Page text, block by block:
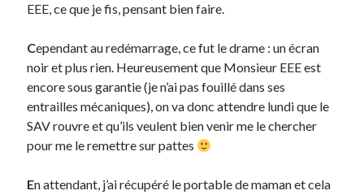
Commentaires récents
Entretien ménagerdansT’as vu quoi ? #52
JFdansC’était pas mieux avant… à Lyon
littleceltdansComment j’ai opéré ma vélorution toute personnelle
Anthonydans Comment j’ai opéré ma vélorution toute personnelle
Renaud DucherdansComment j’ai opéré ma vélorution toute
EEE, ce que je fis, pensant bien faire.
Cependant au redémarrage, ce fut le drame : un écran
noir et plus rien. Heureusement que Monsieur EEE est
encore sous garantie (je n’ai pas fouillé dans ses
entrailles mécaniques), on va donc attendre lundi que le
SAV rouvre et qu’ils veulent bien venir me le chercher
pour me le remettre sur pattes
En attendant, j’ai récupéré le portable de maman et cela